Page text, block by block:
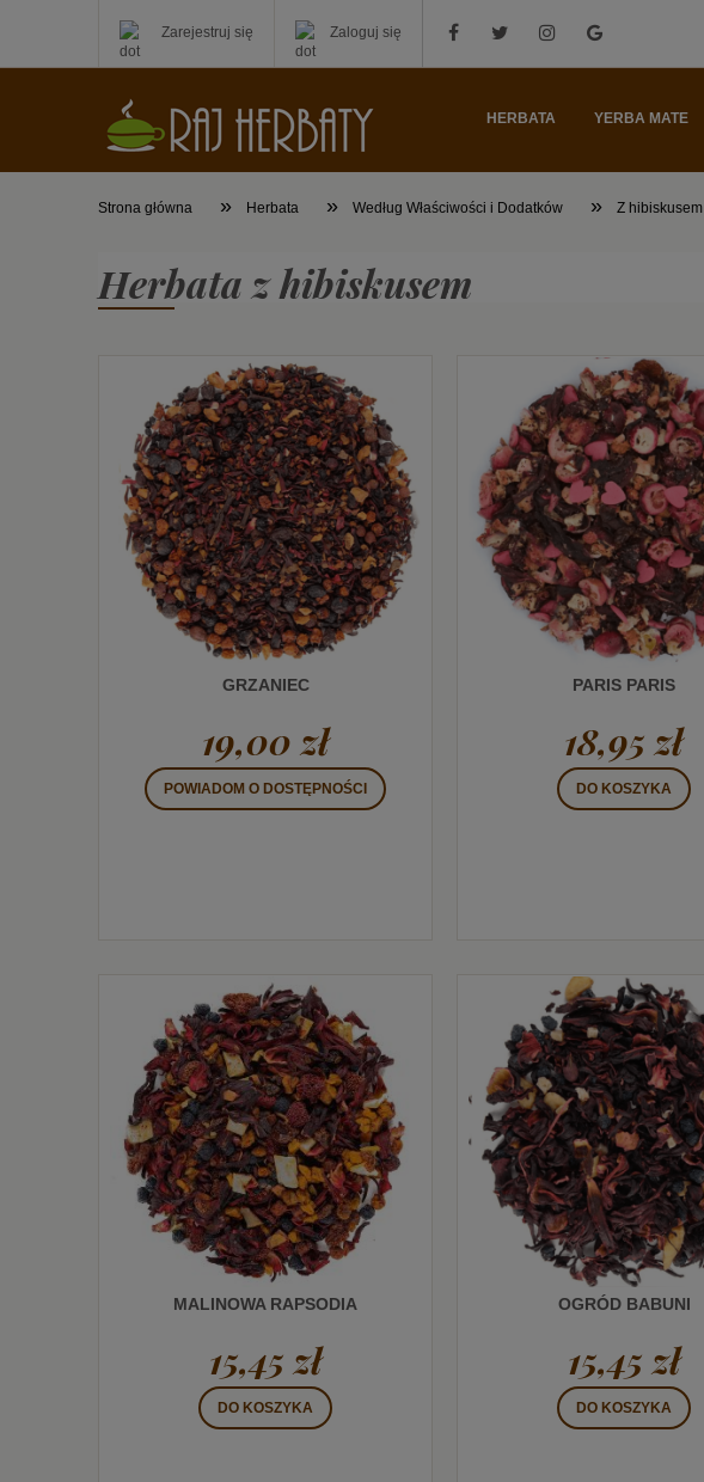
Zarejestruj się Zaloguj się
HERBATA YERBA MATE
Strona główna » Herbata » Według Właściwości i Dodatków » Z hibiskusem
Herbata z hibiskusem
GRZANIEC
19,00 zł
POWIADOM O DOSTĘPNOŚCI
PARIS PARIS
18,95 zł
DO KOSZYKA
MALINOWA RAPSODIA
15,45 zł
DO KOSZYKA
OGRÓD BABUNI
15,45 zł
DO KOSZYKA